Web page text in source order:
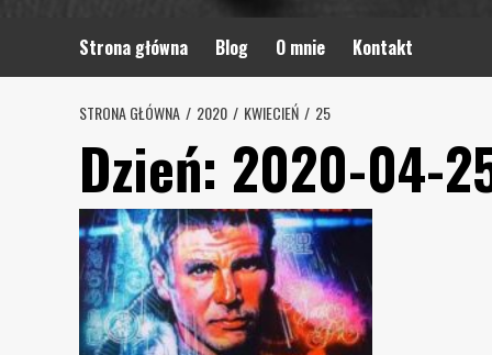
Strona główna Blog O mnie Kontakt
STRONA GŁÓWNA 2020 KWIECIEŃ 25
Dzień: 2020-04-